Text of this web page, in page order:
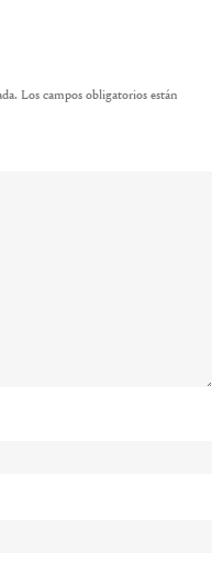
Los campos obligatorios están